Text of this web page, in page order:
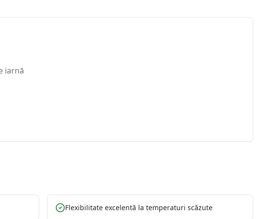
iarnă
Flexibilitate excelentă la temperaturi scăzute